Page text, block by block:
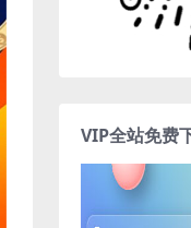
VIP全站免费